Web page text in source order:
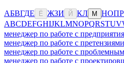
АБВГДЕ Ё ЖЗИ Й КЛ М НОПР
ABCDEFGHIJKLMNOPQRSTUV
менеджер по работе с
менеджер по работе с претензиями
менеджер по работе с
менеджер по работе с